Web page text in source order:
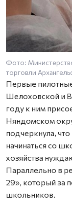
Фото:
торговли
Первые
Шелоховской и
году к ним
Няндомском
подчеркнула,
начинаться со
хозяйства
Параллельно в
29», который за
школьников.